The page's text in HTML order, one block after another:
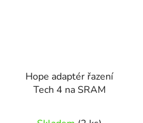
Hope adaptér řazení
Tech 4 na SRAM